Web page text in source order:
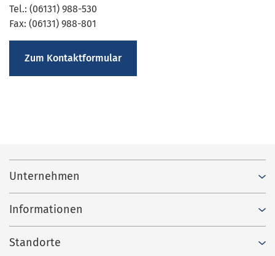
Tel.: (06131) 988-530
Fax: (06131) 988-801
Zum Kontaktformular
Unternehmen
Informationen
Standorte